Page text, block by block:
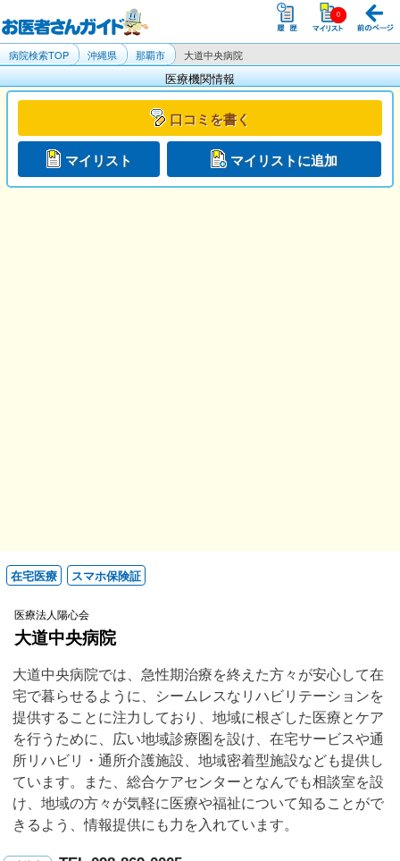
病院検索TOP 沖縄県 那覇市 大道中央病院
医療機関情報
口コミを書く
マイリスト マイリストに追加
在宅医療 スマホ保険証
医療法人陽心会
大道中央病院
大道中央病院では、急性期治療を終えた方々が安心して在
宅で暮らせるように、シームレスなリハビリテーションを
提供することに注力しており、地域に根ざした医療とケア
を行うために、広い地域診療圏を設け、在宅サービスや通
所リハビリ・通所介護施設、地域密着型施設なども提供し
ています。また、総合ケアセンターとなんでも相談室を設
け、地域の方々が気軽に医療や福祉について知ることがで
きるよう、情報提供にも力を入れています。